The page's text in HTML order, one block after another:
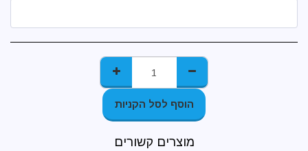
הוסף לסל הקניות
מוצרים קשורים